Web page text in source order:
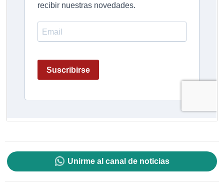
Unirme al canal de noticias